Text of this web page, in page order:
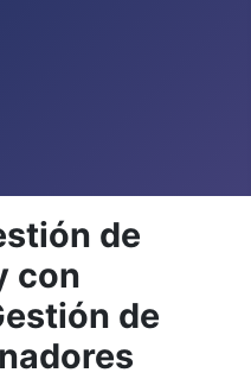
de
con
de